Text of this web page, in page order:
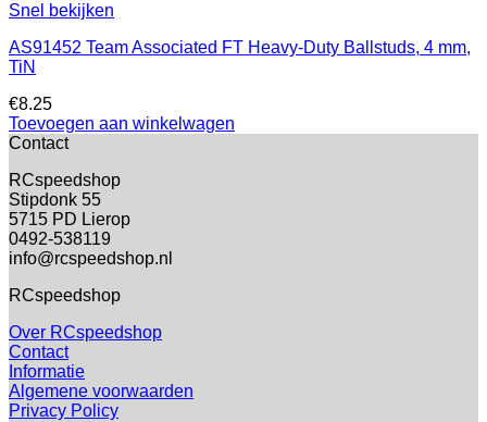
Snel bekijken
AS91452 Team Associated FT Heavy-Duty Ballstuds, 4 mm,
TiN
€8.25
Toevoegen aan winkelwagen
Contact
RCspeedshop
Stipdonk 55
5715 PD Lierop
0492-538119
info@rcspeedshop.nl
RCspeedshop
Over RCspeedshop
Contact
Informatie
Algemene voorwaarden
Privacy Policy